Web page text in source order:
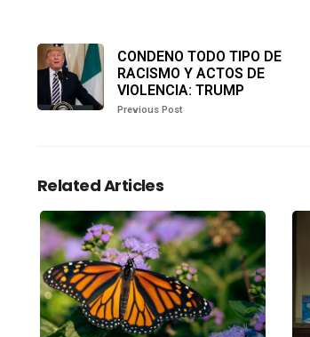
CONDENO TODO TIPO DE
RACISMO Y ACTOS DE
VIOLENCIA: TRUMP
Previous Post
Related Articles